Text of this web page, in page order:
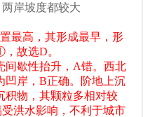
岸坡度都较大
高，其形成最早，形
故选D。
歇性抬升，A错。西北
凹岸，B正确。阶地上沉
积物，其颗粒多相对较
洪水影响，不利于城市